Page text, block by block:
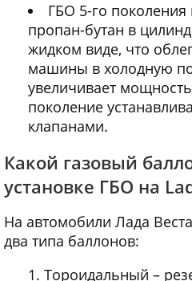
ГБО 5-го
пропан-бутан в
жидком виде, что
машины в холодную
увеличивает
поколение
клапанами.
Какой газовый
установке ГБО на
На автомобили Лада
два типа баллонов:
Тороидальный –